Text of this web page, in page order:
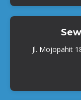
Jl. Mojopahit